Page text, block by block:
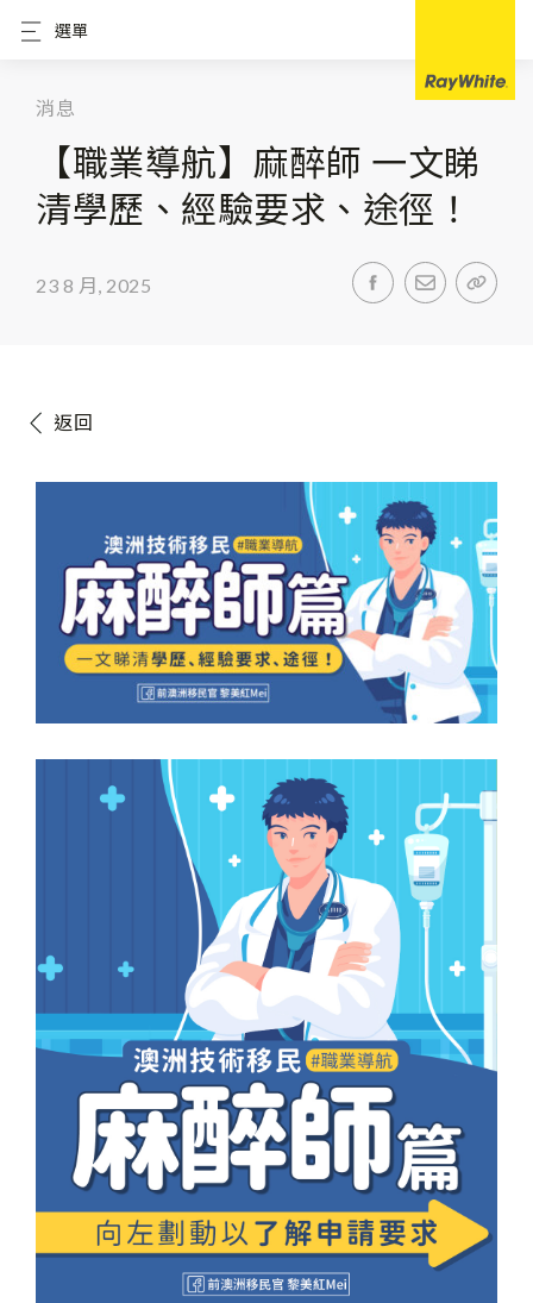
選單
消息
【職業導航】麻醉師 一文睇
清學歷、經驗要求、途徑！
23 8 月, 2025
返回